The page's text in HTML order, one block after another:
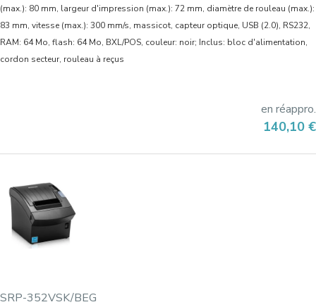
(max.): 80 mm, largeur d'impression (max.): 72 mm, diamètre de rouleau (max.):
83 mm, vitesse (max.): 300 mm/s, massicot, capteur optique, USB (2.0), RS232,
RAM: 64 Mo, flash: 64 Mo, BXL/POS, couleur: noir; Inclus: bloc d'alimentation,
cordon secteur, rouleau à reçus
en réappro.
Prix
140,10 €
SRP-352VSK/BEG